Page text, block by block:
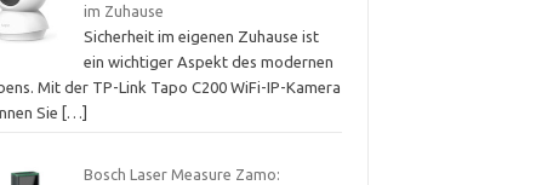
im Zuhause
Sicherheit im eigenen Zuhause ist
ein wichtiger Aspekt des modernen
Mit der TP-Link Tapo C200 WiFi-IP-Kamera
Sie
[…]
Bosch Laser Measure Zamo: